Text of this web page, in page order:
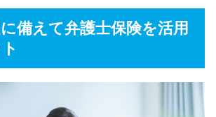
備えて弁護士保険を活用